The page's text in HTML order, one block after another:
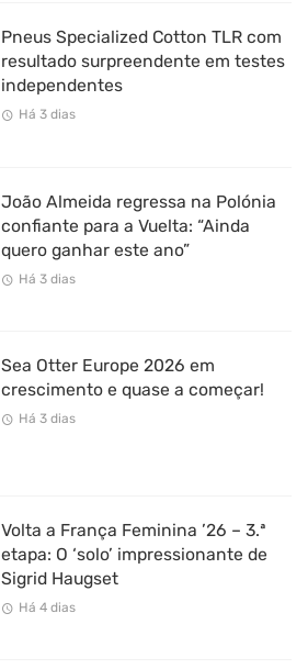
Pneus Specialized Cotton TLR com
resultado surpreendente em testes
independentes
Há 3 dias
João Almeida regressa na Polónia
confiante para a Vuelta: “Ainda
quero ganhar este ano”
Há 3 dias
Sea Otter Europe 2026 em
crescimento e quase a começar!
Há 3 dias
Volta a França Feminina ’26 – 3.ª
etapa: O ‘solo’ impressionante de
Sigrid Haugset
Há 4 dias